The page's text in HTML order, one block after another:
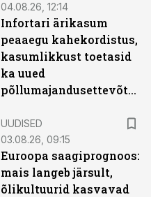
04.08.26, 12:14
Infortari ärikasum
peaaegu kahekordistus,
kasumlikkust toetasid
ka uued
põllumajandusettevõtted
UUDISED
03.08.26, 09:15
Euroopa saagiprognoos:
mais langeb järsult,
õlikultuurid kasvavad